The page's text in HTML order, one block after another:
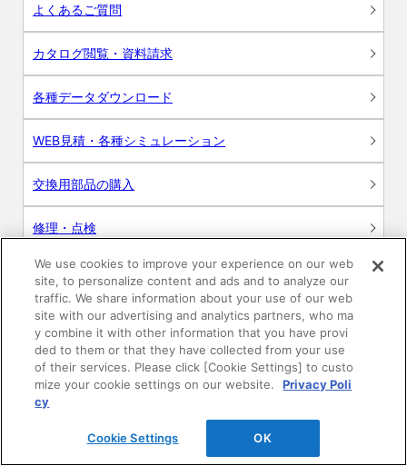
よくあるご質問
カタログ閲覧・資料請求
各種データダウンロード
WEB見積・各種シミュレーション
交換用部品の購入
修理・点検
お問い合わせ
ログイン
建築・設計関係者様向けサイト
ユーザー登録サービス
WEB見積システム
We use cookies to improve your experience on our web
site, to personalize content and ads and to analyze our
traffic. We share information about your use of our web
site with our advertising and analytics partners, who ma
y combine it with other information that you have provi
ded to them or that they have collected from your use
of their services. Please click [Cookie Settings] to custo
mize your cookie settings on our website.
Privacy Poli
cy
Cookie Settings OK